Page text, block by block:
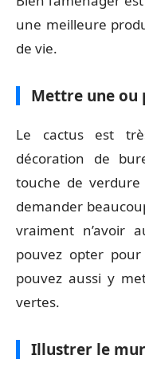
une meilleure
de vie.
Mettre une ou
Le cactus est
décoration de
touche de
demander
vraiment n’avoir
pouvez opter
pouvez aussi y
vertes.
Illustrer le